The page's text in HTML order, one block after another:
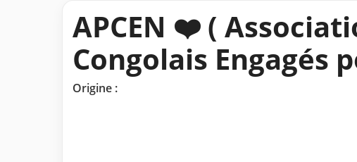
APCEN ❤️ (
Congolais Engagés
Origine :